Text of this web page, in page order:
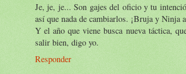
Je, je, je... Son gajes del oficio y tu
así que nada de cambiarlos. ¡Bruja y Ninja
Y el año que viene busca nueva táctica,
salir bien, digo yo.
Responder